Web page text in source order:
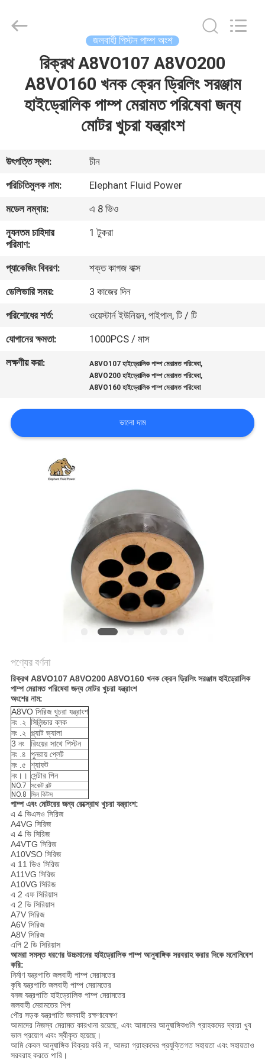
সম্পর্কে
নিয়ন্ত্রণ
যোগাযোগ
করুন
কেস
Power
Co.,Ltd.
জলবাহী পিস্টন পাম্প অংশ
রিক্রথ A8VO107 A8VO200
A8VO160 খনক ক্রেন ড্রিলিং সরঞ্জাম
হাইড্রোলিক পাম্প মেরামত পরিষেবা জন্য
মোটর খুচরা যন্ত্রাংশ
উৎপত্তি স্থল:
চীন
পরিচিতিমুলক নাম:
Elephant Fluid Power
মডেল নম্বার:
এ 8 ভিও
ন্যূনতম চাহিদার
পরিমাণ:
1 টুকরা
প্যাকেজিং বিবরণ:
শক্ত কাগজ বাক্স
ডেলিভারি সময়:
3 কাজের দিন
পরিশোধের শর্ত:
ওয়েস্টার্ন ইউনিয়ন, পাইপাল, টি / টি
যোগানের ক্ষমতা:
1000PCS / মাস
লক্ষণীয় করা:
A8VO107 হাইড্রোলিক পাম্প মেরামত পরিষেবা,
A8VO200 হাইড্রোলিক পাম্প মেরামত পরিষেবা,
A8VO160 হাইড্রোলিক পাম্প মেরামত পরিষেবা
ভালো দাম
পণ্যের বর্ণনা
রিক্রথ A8VO107 A8VO200 A8VO160 খনক ক্রেন ড্রিলিং সরঞ্জাম হাইড্রোলিক
পাম্প মেরামত পরিষেবা জন্য মোটর খুচরা যন্ত্রাংশ
অংশের নাম:
A8VO সিরিজ খুচরা যন্ত্রাংশ
নং .২ সিলিন্ডার ব্লক
নং .২ প্ল্যাট ভ্যালা
3 নং
রিংয়ের সাথে পিস্টন
নং .৪ পুনরায় প্লেট
নং .৫ শ্যাফট
নং।। সেন্টার পিন
NO.7 সকেট বল্ট
NO.8 সিল কিটস
পাম্প এবং মোটরের জন্য রেক্স্রোথ খুচরা যন্ত্রাংশ:
এ 4 ভিএসও সিরিজ
A4VG সিরিজ
এ 4 ভি সিরিজ
A4VTG সিরিজ
A10VSO সিরিজ
এ 11 ভিও সিরিজ
A11VG সিরিজ
A10VG সিরিজ
এ 2 এফ সিরিয়াস
এ 2 ভি সিরিয়াস
A7V সিরিজ
A6V সিরিজ
A8V সিরিজ
এপি 2 ডি সিরিয়াস
আমরা সমস্ত ধরণের উচ্চমানের হাইড্রোলিক পাম্প আনুষাঙ্গিক সরবরাহ করার দিকে মনোনিবেশ
করি:
নির্মাণ যন্ত্রপাতি জলবাহী পাম্প মেরামতের
কৃষি যন্ত্রপাতি জলবাহী পাম্প মেরামতের
বনজ যন্ত্রপাতি হাইড্রোলিক পাম্প মেরামতের
জলবাহী মেরামতের শিপ
পৌর সড়ক যন্ত্রপাতি জলবাহী রক্ষণাবেক্ষণ
আমাদের নিজস্ব মেরামত কারখানা রয়েছে, এবং আমাদের আনুষাঙ্গিকগুলি গ্রাহকদের দ্বারা খুব
ভাল প্রয়োগ এবং স্বীকৃত হয়েছে।
আমি কেবল আনুষাঙ্গিক বিক্রয় করি না, আমরা গ্রাহকদের প্রযুক্তিগত সহায়তা এবং সহায়তাও
সরবরাহ করতে পারি।